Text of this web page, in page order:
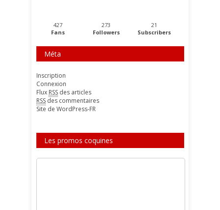
427
Fans
273
Followers
21
Subscribers
Méta
Inscription
Connexion
Flux RSS des articles
RSS des commentaires
Site de WordPress-FR
Les promos coquines